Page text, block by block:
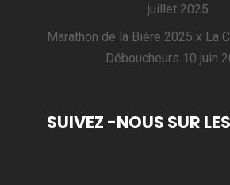
juillet 2025
Marathon de la Bière 2025 x La
Déboucheurs 10 juin
SUIVEZ -NOUS SUR